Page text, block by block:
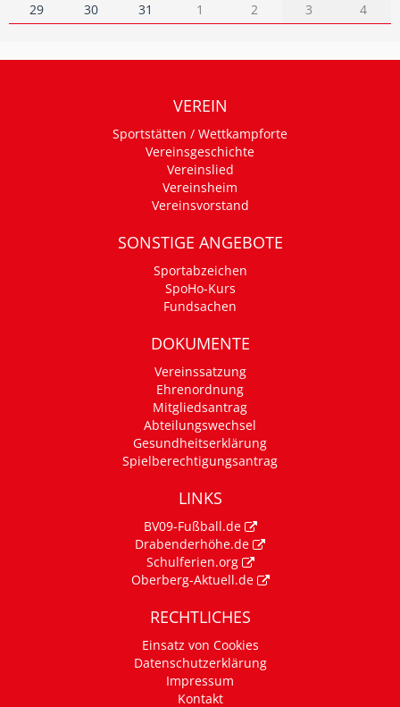
29
30 31 1 2 3 4
VEREIN
Sportstätten / Wettkampforte
Vereinsgeschichte
Vereinslied
Vereinsheim
Vereinsvorstand
SONSTIGE ANGEBOTE
Sportabzeichen
SpoHo-Kurs
Fundsachen
DOKUMENTE
Vereinssatzung
Ehrenordnung
Mitgliedsantrag
Abteilungswechsel
Gesundheitserklärung
Spielberechtigungsantrag
LINKS
BV09-Fußball.de
Drabenderhöhe.de
Schulferien.org
Oberberg-Aktuell.de
RECHTLICHES
Einsatz von Cookies
Datenschutzerklärung
Impressum
Kontakt